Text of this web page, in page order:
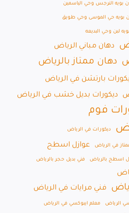
بويه النرجس وحي الياسمين
بويه حي الموسى وحي طويق
لبن وحي البديعه
دهان مباني الرياض
دهان ممتاز بالرياض
بارتشن في الرياض
ديكورات بديل خشب في الرياض
فوم
ديكورات في الرياض
في الرياض
عوازل اسطح
اسطح بالرياض فني بديل حجر بالرياض
فني مرايات في الرياض
الرياض معلم ايبوكسي في الرياض